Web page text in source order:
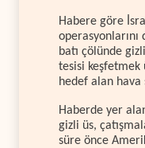
Habere göre
operasyonlarını
batı çölünde
tesisi
hedef alan hava
Haberde yer
gizli üs,
süre önce